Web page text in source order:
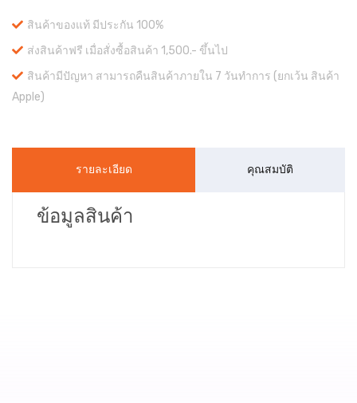
สินค้าของแท้ มีประกัน 100%
ส่งสินค้าฟรี เมื่อสั่งซื้อสินค้า 1,500.- ขึ้นไป
สินค้ามีปัญหา สามารถคืนสินค้าภายใน 7 วันทำการ (ยกเว้น สินค้า
Apple)
รายละเอียด คุณสมบัติ
ข้อมูลสินค้า